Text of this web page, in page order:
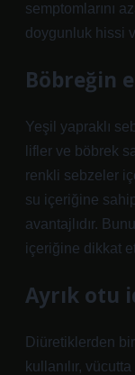
semptomlarını
doygunluk hissi
Böbreğin
Yeşil yapraklı
lifler ve böbrek
renkli sebzeler
su içeriğine
avantajlıdır.
içeriğine dikkat
Ayrık otu
Diüretiklerden
kullanılır,